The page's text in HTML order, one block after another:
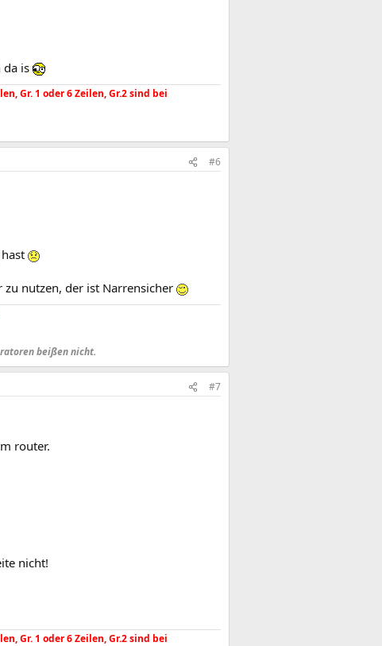
da is
Gr. 1 oder 6 Zeilen, Gr.2 sind bei
#6
nutzen, der ist Narrensicher
beißen nicht.
#7
router.
nicht!
Gr. 1 oder 6 Zeilen, Gr.2 sind bei